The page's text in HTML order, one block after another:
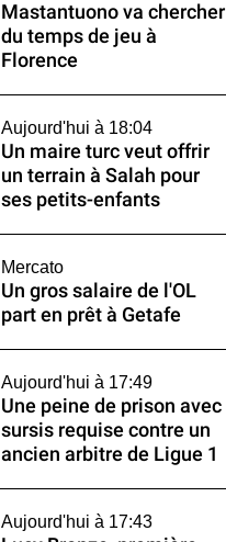
Mastantuono va chercher
du temps de jeu à
Florence
Aujourd'hui à 18:04
Un maire turc veut offrir
un terrain à Salah pour
ses petits-enfants
Mercato
Un gros salaire de l'OL
part en prêt à Getafe
Aujourd'hui à 17:49
Une peine de prison avec
sursis requise contre un
ancien arbitre de Ligue 1
Aujourd'hui à 17:43